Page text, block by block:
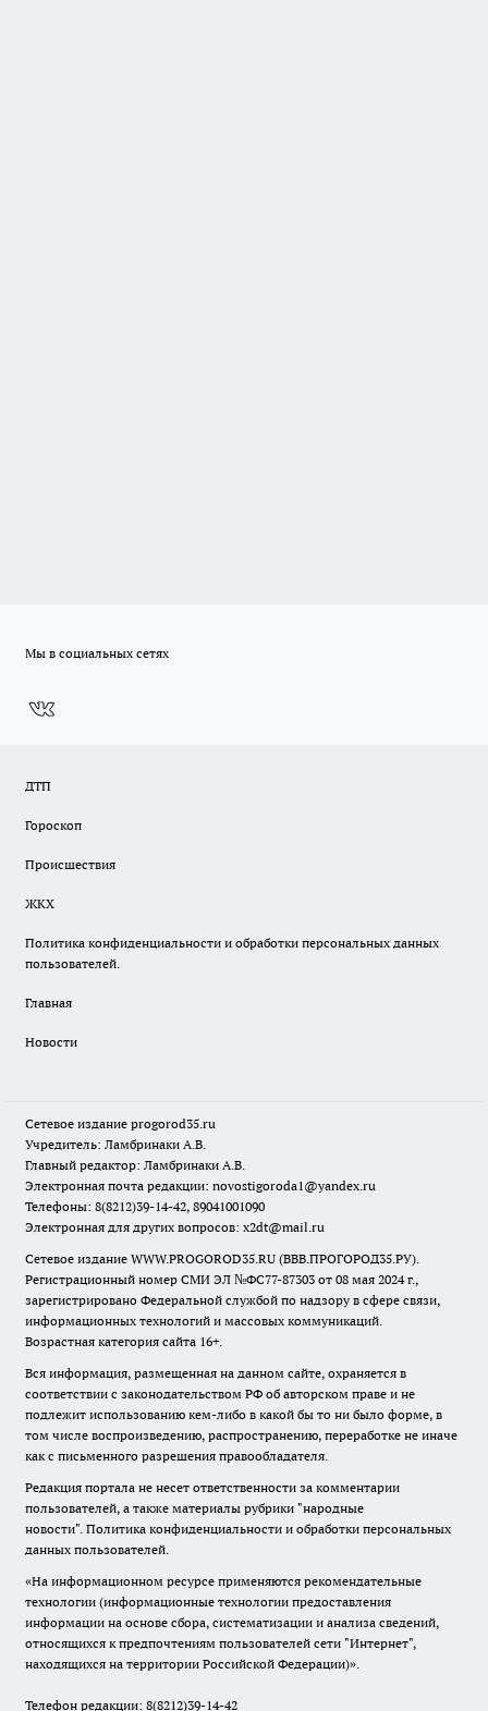
Мы в социальных сетях
ДТП
Гороскоп
Происшествия
ЖКХ
Политика конфиденциальности и обработки персональных данных
пользователей.
Главная
Новости
Сетевое издание progorod35.ru
Учредитель: Ламбринаки А.В.
Главный редактор: Ламбринаки А.В.
Электронная почта редакции: novostigoroda1@yandex.ru
Телефоны: 8(8212)39-14-42, 89041001090
Электронная для других вопросов: x2dt@mail.ru
Сетевое издание WWW.PROGOROD35.RU (ВВВ.ПРОГОРОД35.РУ).
Регистрационный номер СМИ ЭЛ №ФС77-87303 от 08 мая 2024 г.,
зарегистрировано Федеральной службой по надзору в сфере связи,
информационных технологий и массовых коммуникаций.
Возрастная категория сайта 16+.
Вся информация, размещенная на данном сайте, охраняется в
соответствии с законодательством РФ об авторском праве и не
подлежит использованию кем-либо в какой бы то ни было форме, в
том числе воспроизведению, распространению, переработке не иначе
как с письменного разрешения правообладателя.
Редакция портала не несет ответственности за комментарии
пользователей, а также материалы рубрики "народные
новости". Политика конфиденциальности и обработки персональных
данных пользователей.
«На информационном ресурсе применяются рекомендательные
технологии (информационные технологии предоставления
информации на основе сбора, систематизации и анализа сведений,
относящихся к предпочтениям пользователей сети "Интернет",
находящихся на территории Российской Федерации)».
Телефон редакции: 8(8212)39-14-42